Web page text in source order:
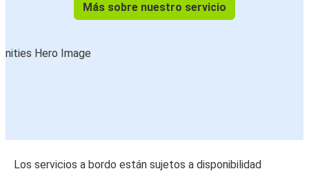
Más sobre nuestro servicio
Los servicios a bordo están sujetos a disponibilidad